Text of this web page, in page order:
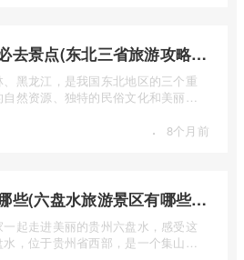
东北三省旅游攻略必去景点(东北三省旅游攻略必去景点视频介绍)
黑龙江，是我国东北地区的三个重
然资源、独特的民俗文化和美丽的
· 8个月前
六盘水旅游景区有哪些(六盘水旅游景区有哪些景点值得去)
起走进美丽的贵州六盘水，感受这
，位于贵州省西部，是一个集山水